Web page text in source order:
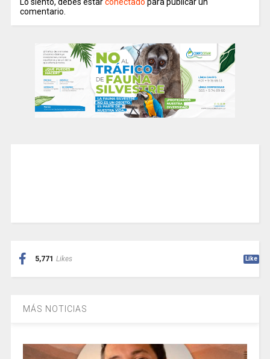
comentario.
5,771 Likes Like
MÁS NOTICIAS